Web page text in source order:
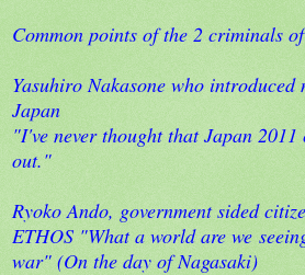
Common points of the 2 criminals
Yasuhiro Nakasone who
Japan
"I've never thought that Japan
out."
Ryoko Ando, government sided
ETHOS "What a world are we
war" (On the day of Nagasaki)